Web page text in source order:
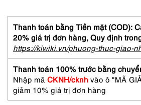
cầm
tay-
COACH
signature
small
bag-
Như
mới
số
Thanh toán bằng Tiền mặt (COD):
20% giá trị đơn hàng, Quy định
https://kiwiki.vn/phuong-thuc-giao-
Thanh toán 100% trước bằng
Nhập mã CKNH/cknh vào ô "MÃ
giảm 10% giá trị đơn hàng